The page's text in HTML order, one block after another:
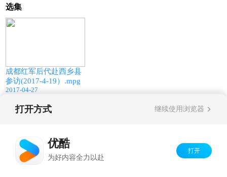
选集
成都红军后代赴西乡县
参访(2017-4-19）.mpg
2017-04-27
打开方式 继续使用浏览器
优酷
为好内容全力以赴
打开